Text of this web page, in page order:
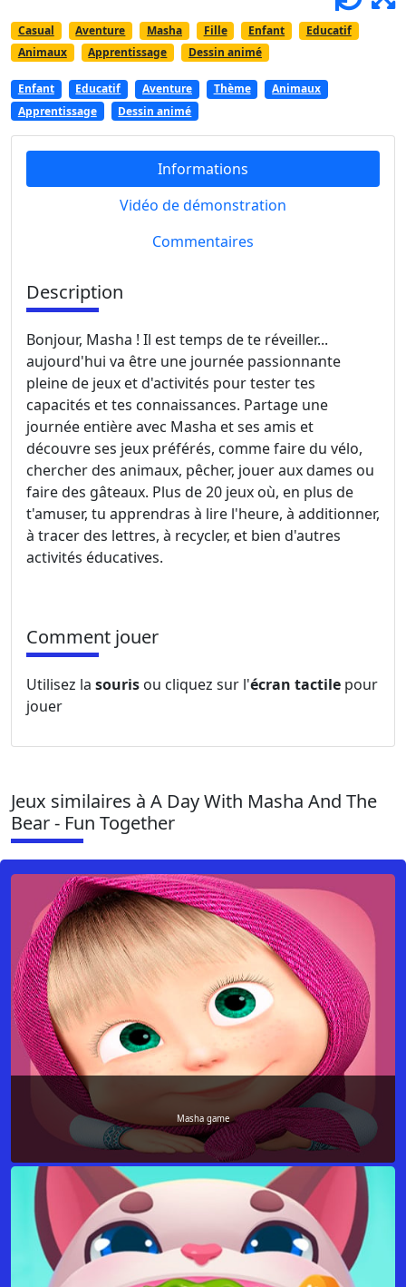
Casual Aventure Masha Fille Enfant
Educatif
Animaux
Apprentissage Dessin animé
Enfant Educatif Aventure Thème
Animaux
Apprentissage
Dessin animé
Informations
Vidéo de démonstration
Commentaires
Description
Bonjour, Masha ! Il est temps de te réveiller...
aujourd'hui va être une journée passionnante
pleine de jeux et d'activités pour tester tes
capacités et tes connaissances. Partage une
journée entière avec Masha et ses amis et
découvre ses jeux préférés, comme faire du vélo,
chercher des animaux, pêcher, jouer aux dames ou
faire des gâteaux. Plus de 20 jeux où, en plus de
t'amuser, tu apprendras à lire l'heure, à additionner,
à tracer des lettres, à recycler, et bien d'autres
activités éducatives.
Comment jouer
Utilisez la souris ou cliquez sur l'écran tactile pour
jouer
Jeux similaires à A Day With Masha And The
Bear - Fun Together
Masha game